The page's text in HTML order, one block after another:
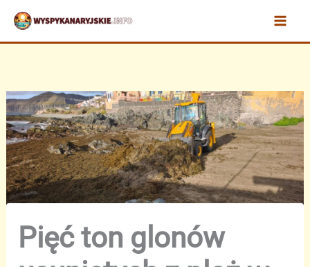
Przejdź
treści
Pięć ton glonów